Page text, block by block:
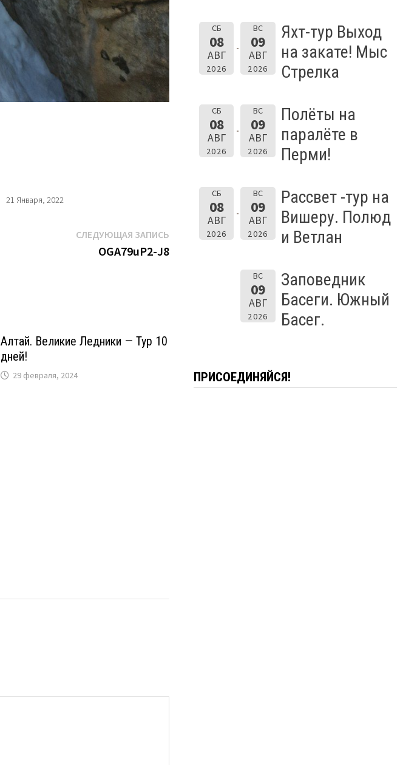
21 Января, 2022
СЛЕДУЮЩАЯ ЗАПИСЬСледующая
запись:
OGA79uP2-J8
Алтай. Великие Ледники — Тур 10
дней!
29 февраля, 2024
СБ
08
АВГ
2026
ВС
09
АВГ
2026
Яхт-тур Выход
на закате! Мыс
Стрелка
СБ
08
АВГ
2026
ВС
09
АВГ
2026
Полёты на
паралёте в
Перми!
СБ
08
АВГ
2026
ВС
09
АВГ
2026
Рассвет -тур на
Вишеру. Полюд
и Ветлан
ВС
09
АВГ
2026
Заповедник
Басеги. Южный
Басег.
ПРИСОЕДИНЯЙСЯ!